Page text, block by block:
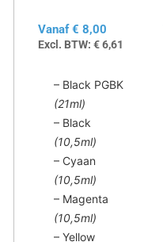
CLI-526
Vanaf€ 8,00
Excl. BTW:€6,61
– Black PGBK
(21ml)
– Black
(10,5ml)
– Cyaan
(10,5ml)
– Magenta
(10,5ml)
– Yellow
worden
productpagina